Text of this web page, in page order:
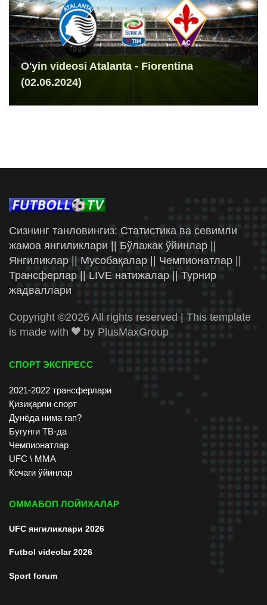
O'yin videosi Atalanta - Fiorentina
(02.06.2024)
Сизнинг танловингиз: Статистика ва севимли
жамоа янгиликлари || Бўлажак ўйинлар ||
Янгиликлар || Мусобақалар || Чемпионатлар ||
Трансферлар || LIVE натижалар || Турнир
жадваллари
Copyright ©2026 All rights reserved | This template
is made with
by PlusMaxGroup
СПОРТ ЭКСПРЕСС
2021-2022 трансферлари
Қизиқарли спорт
Дунёда нима гап?
Бугунги ТВ-да
Чемпионатлар
UFC \ ММА
Кечаги ўйинлар
ОММАБОП ЛОЙИХАЛАР
UFC янгиликлари 2026
Futbol videolar 2026
Sport forum